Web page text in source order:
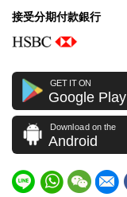
接受分期付款銀行
GET IT ON
Google Play
Download on the
Android